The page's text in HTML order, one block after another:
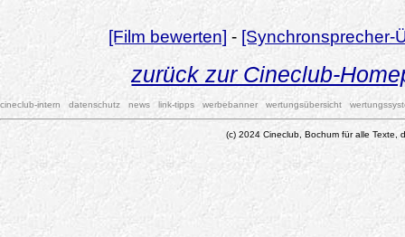
[Film bewerten] - [Synchronsprecher-
zurück zur Cineclub-
cineclub-intern datenschutz news link-tipps werbebanner wertungsübersicht
(c) 2024 Cineclub, Bochum für alle Texte,